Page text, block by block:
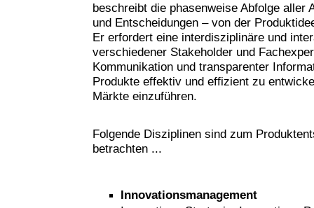
beschreibt die phasenweise Abfolge aller
und Entscheidungen – von der
Er erfordert eine interdisziplinäre und
verschiedener Stakeholder und
Kommunikation und transparenter
Produkte effektiv und effizient zu
Märkte einzuführen.
Folgende Disziplinen sind zum
betrachten ...
Innovationsmanagement